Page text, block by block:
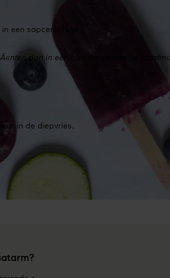
een sapcentrifuge.
dan in een blender of met de
in de diepvries.